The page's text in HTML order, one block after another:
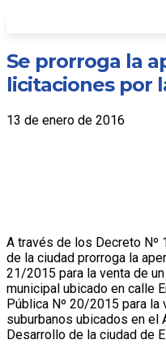
Se prorroga la
licitaciones por
13 de enero de 2016
A través de los Decreto
de la ciudad prorroga la
21/2015 para la venta de
municipal ubicado en calle
Pública Nº 20/2015 para la
suburbanos ubicados en el
Desarrollo de la ciudad de